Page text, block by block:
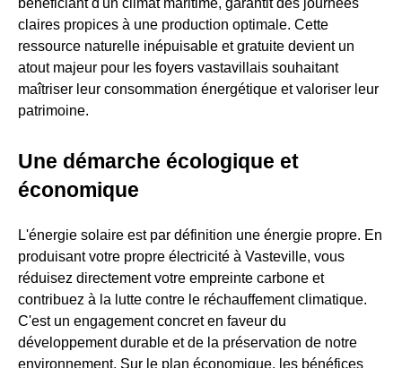
claires propices à une production optimale. Cette
ressource naturelle inépuisable et gratuite devient un
atout majeur pour les foyers vastavillais souhaitant
maîtriser leur consommation énergétique et valoriser leur
patrimoine.
Une démarche écologique et
économique
L'énergie solaire est par définition une énergie propre. En
produisant votre propre électricité à Vasteville, vous
réduisez directement votre empreinte carbone et
contribuez à la lutte contre le réchauffement climatique.
C'est un engagement concret en faveur du
développement durable et de la préservation de notre
environnement. Sur le plan économique, les bénéfices